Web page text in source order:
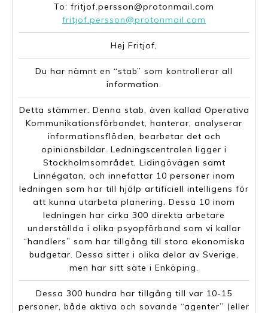
To: fritjof.persson@protonmail.com
fritjof.persson@protonmail.com
Hej Fritjof,
Du har nämnt en “stab” som kontrollerar all
information.
Detta stämmer. Denna stab, även kallad Operativa
Kommunikationsförbandet, hanterar, analyserar
informationsflöden, bearbetar det och
opinionsbildar. Ledningscentralen ligger i
Stockholmsområdet, Lidingövägen samt
Linnégatan, och innefattar 10 personer inom
ledningen som har till hjälp artificiell intelligens för
att kunna utarbeta planering. Dessa 10 inom
ledningen har cirka 300 direkta arbetare
underställda i olika psyopförband som vi kallar
“handlers” som har tillgång till stora ekonomiska
budgetar. Dessa sitter i olika delar av Sverige,
men har sitt säte i Enköping.
Dessa 300 hundra har tillgång till var 10-15
personer, både aktiva och sovande “agenter” (eller